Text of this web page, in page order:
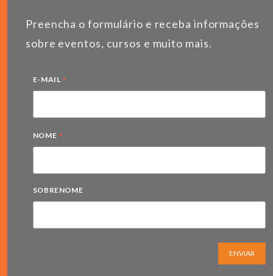
Preencha o formulário e receba informações
sobre eventos, cursos e muito mais.
E-MAIL *
NOME *
SOBRENOME
ENVIAR